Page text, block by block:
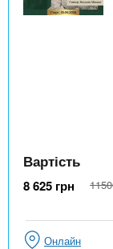
Вартість
8 625 грн
Онлайн